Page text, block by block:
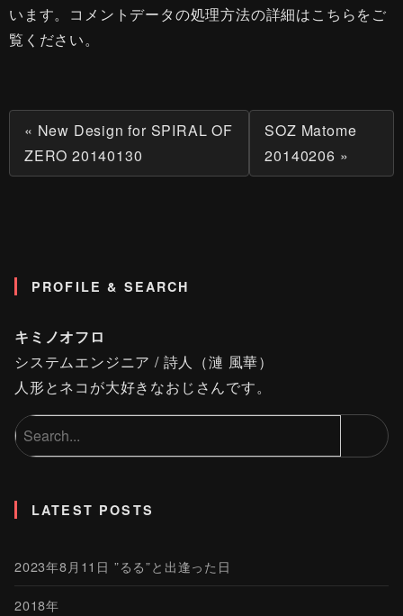
います。 コメントデータの処理方法の詳細はこちらをご
覧ください。
« New Design for SPIRAL OF
ZERO 20140130
SOZ Matome
20140206 »
PROFILE & SEARCH
キミノオフロ
システムエンジニア / 詩人（漣 風華）
人形とネコが大好きなおじさんです。
LATEST POSTS
2023年8月11日 ”るる”と出逢った日
2018年